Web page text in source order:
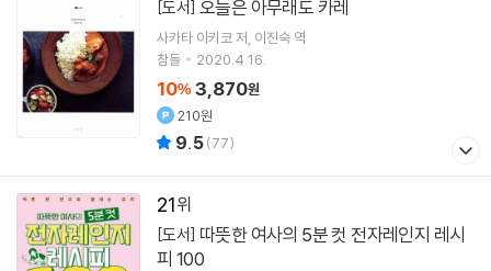
[도서] 오늘은 아무래도 카레
사카타 아키코 저 이진숙 역
참돌
2020.4.16.
10% 3,870원
210원
9.5(77)
21
[도서]
피 100